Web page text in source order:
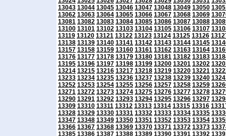
13043 13044 13045 13046 13047 13048 13049 13050
13062 13063 13064 13065 13066 13067 13068 13069
13081 13082 13083 13084 13085 13086 13087 13088
13100 13101 13102 13103 13104 13105 13106 13107
13119 13120 13121 13122 13123 13124 13125 13126
13138 13139 13140 13141 13142 13143 13144 13145
13157 13158 13159 13160 13161 13162 13163 13164
13176 13177 13178 13179 13180 13181 13182 13183
13195 13196 13197 13198 13199 13200 13201 13202
13214 13215 13216 13217 13218 13219 13220 13221
13233 13234 13235 13236 13237 13238 13239 13240
13252 13253 13254 13255 13256 13257 13258 13259
13271 13272 13273 13274 13275 13276 13277 13278
13290 13291 13292 13293 13294 13295 13296 13297
13309 13310 13311 13312 13313 13314 13315 13316
13328 13329 13330 13331 13332 13333 13334 13335
13347 13348 13349 13350 13351 13352 13353 13354
13366 13367 13368 13369 13370 13371 13372 13373
13385 13386 13387 13388 13389 13390 13391 13392